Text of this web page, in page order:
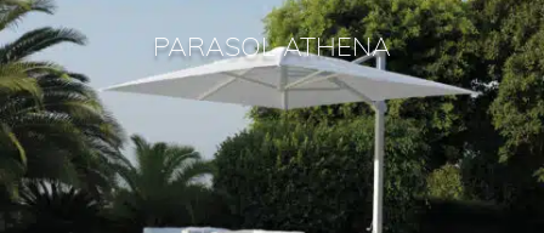
PARASOL ATHENA